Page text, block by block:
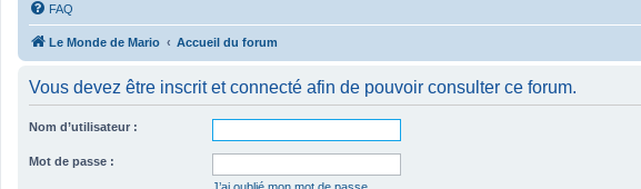
FAQ
Le Monde de Mario Accueil du forum
Vous devez être inscrit et connecté afin de pouvoir consulter ce forum.
Nom d’utilisateur :
Mot de passe :
J’ai oublié mon mot de passe